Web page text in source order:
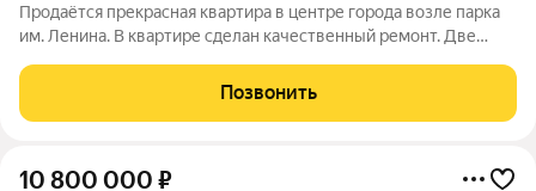
Продаётся прекрасная квартира в центре города возле парка
им. Ленина. В квартире сделан качественный ремонт. Две
лоджия. Квартира оформлена в классическом стиле. Остаётся
вся мебель и бытовая
Позвонить
10 800 000 ₽